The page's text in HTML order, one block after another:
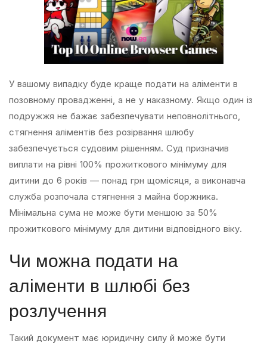
У вашому випадку буде краще подати на аліменти в
позовному провадженні, а не у наказному. Якщо один із
подружжя не бажає забезпечувати неповнолітнього,
стягнення аліментів без розірвання шлюбу
забезпечується судовим рішенням. Суд призначив
виплати на рівні 100% прожиткового мінімуму для
дитини до 6 років — понад грн щомісяця, а виконавча
служба розпочала стягнення з майна боржника.
Мінімальна сума не може бути меншою за 50%
прожиткового мінімуму для дитини відповідного віку.
Чи можна подати на
аліменти в шлюбі без
розлучення
Такий документ має юридичну силу й може бути